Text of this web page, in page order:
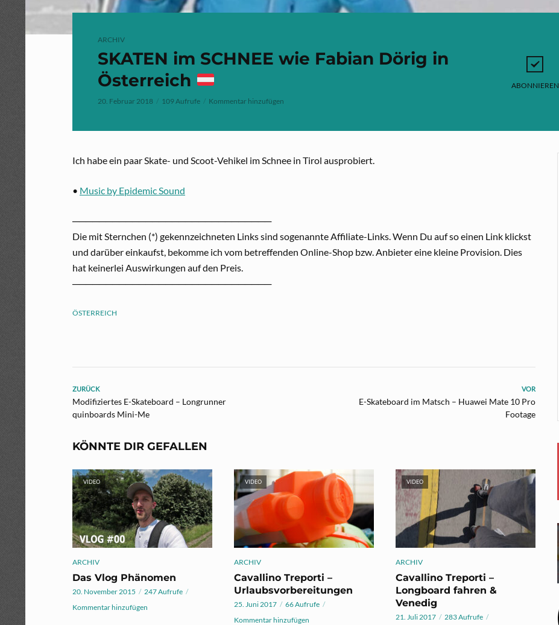
ARCHIV
SKATEN im SCHNEE wie Fabian Dörig in
Österreich
20. Februar 2018 109 Aufrufe Kommentar hinzufügen
ABONNIEREN
Ich habe ein paar Skate- und Scoot-Vehikel im Schnee in Tirol ausprobiert.
• Music by Epidemic Sound
──────────────────────────────
Die mit Sternchen (*) gekennzeichneten Links sind sogenannte Affiliate-Links. Wenn Du auf so einen Link klickst
und darüber einkaufst, bekomme ich vom betreffenden Online-Shop bzw. Anbieter eine kleine Provision. Dies
hat keinerlei Auswirkungen auf den Preis.
──────────────────────────────
ÖSTERREICH
ZURÜCK
Modifiziertes E-Skateboard – Longrunner
quinboards Mini-Me
VOR
E-Skateboard im Matsch – Huawei Mate 10 Pro
Footage
KÖNNTE DIR GEFALLEN
VIDEO
ARCHIV
Das Vlog Phänomen
20. November 2015
247 Aufrufe
Kommentar hinzufügen
VIDEO
ARCHIV
Cavallino Treporti –
Urlaubsvorbereitungen
25. Juni 2017
66 Aufrufe
Kommentar hinzufügen
VIDEO
ARCHIV
Cavallino Treporti –
Longboard fahren &
Venedig
21. Juli 2017
283 Aufrufe